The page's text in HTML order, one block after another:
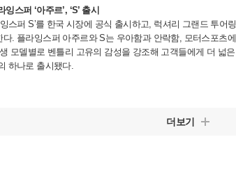
스퍼 ‘아주르’, ‘S’ 출시
스퍼 S’를 한국 시장에 공식 출시하고, 럭셔리 그랜드 투어링
. 플라잉스퍼 아주르와 S는 우아함과 안락함, 모터스포츠에
모델별로 벤틀리 고유의 감성을 강조해 고객들에게 더 넓은
하나로 출시됐다.
더보기